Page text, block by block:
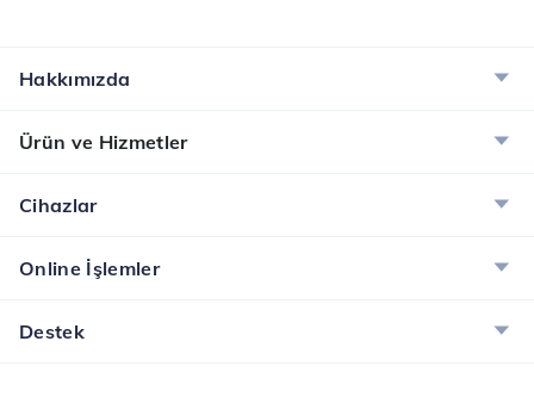
güvenlik kameraları ve
cihazlar, sizlere 7/24
Hakkımızda
Ürün ve Hizmetler
Cihazlar
Online İşlemler
Destek